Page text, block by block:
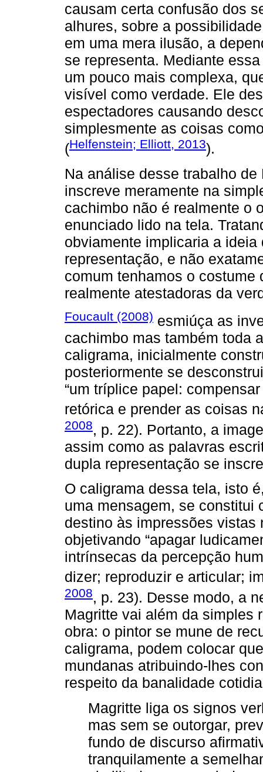
causam certa confusão dos
alhures, sobre a
em uma mera ilusão, a
se representa. Mediante
um pouco mais complexa,
visível como verdade. Ele
espectadores causando
simplesmente as coisas
(Helfenstein; Elliott, 2013).
Na análise desse trabalho
inscreve meramente na
cachimbo não é realmente o
enunciado lido na tela.
obviamente implicaria a
representação, e não
comum tenhamos o costume
realmente atestadoras da
Foucault (2008) esmiúça as
cachimbo mas também toda
caligrama, inicialmente
posteriormente se
“um tríplice papel:
retórica e prender as coisas
2008, p. 22). Portanto, a
assim como as palavras
dupla representação se
O caligrama dessa tela, isto
uma mensagem, se constitui
destino às impressões vistas
objetivando “apagar
intrínsecas da percepção
dizer; reproduzir e articular;
2008, p. 23). Desse modo, a
Magritte vai além da simples
obra: o pintor se mune de
caligrama, podem colocar
mundanas atribuindo-lhes
respeito da banalidade
Magritte liga os signos
mas sem se outorgar,
fundo de discurso
tranquilamente a